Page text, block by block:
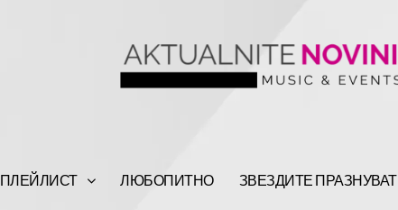
ПЛЕЙЛИСТ ЛЮБОПИТНО ЗВЕЗДИТЕ ПРАЗНУВАТ